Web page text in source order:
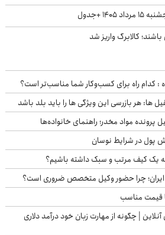
+جدول
کالابرگ واریز شد
: کدام راه برای کسب‌وکار شما مناسب‌تر است؟
ها: هر بازرسی این ویژگی ها را باید بلد باشد
پول در شرایط نوسان
یک کیف مرتب و سبک داشته باشیم؟
ایران؛ چرا حضور وکیل متخصص ضروری است؟
قیمت مناسب
| چگونه از مهارت زبان خود درآمد دلاری